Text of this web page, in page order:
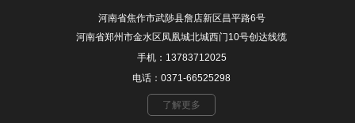
河南省焦作市武陟县詹店新区昌平路6号
河南省郑州市金水区凤凰城北城西门10号创达线缆
手机：13783712025
电话：0371-66525298
了解更多